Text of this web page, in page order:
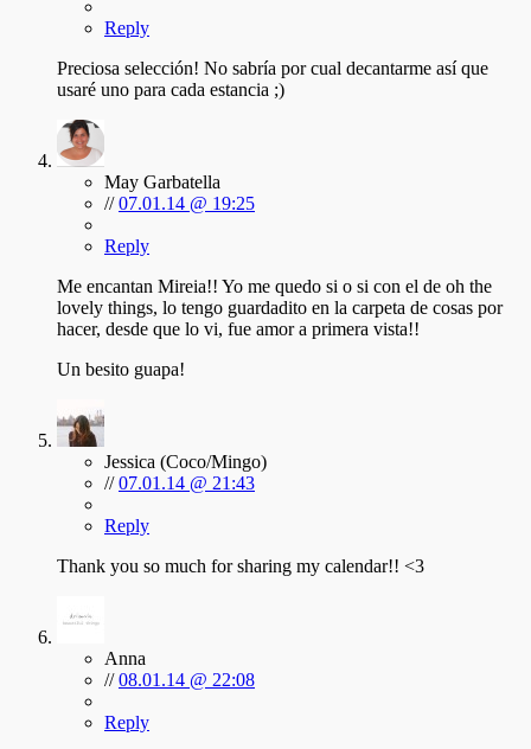
Reply
Preciosa selección! No sabría por cual decantarme así que
usaré uno para cada estancia ;)
May Garbatella
//07.01.14 @ 19:25
Reply
Me encantan Mireia!! Yo me quedo si o si con el de oh the
lovely things, lo tengo guardadito en la carpeta de cosas por
hacer, desde que lo vi, fue amor a primera vista!!
Un besito guapa!
Jessica (Coco/Mingo)
//07.01.14 @ 21:43
Reply
Thank you so much for sharing my calendar!! <3
Anna
//08.01.14 @ 22:08
Reply